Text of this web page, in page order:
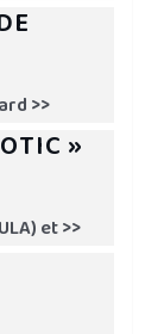
>>
»
et >>